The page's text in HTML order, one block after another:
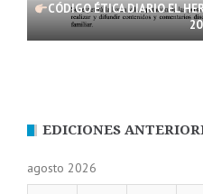
CÓDIGO ÉTICA DIARIO EL
EDICIONES
agosto 2026